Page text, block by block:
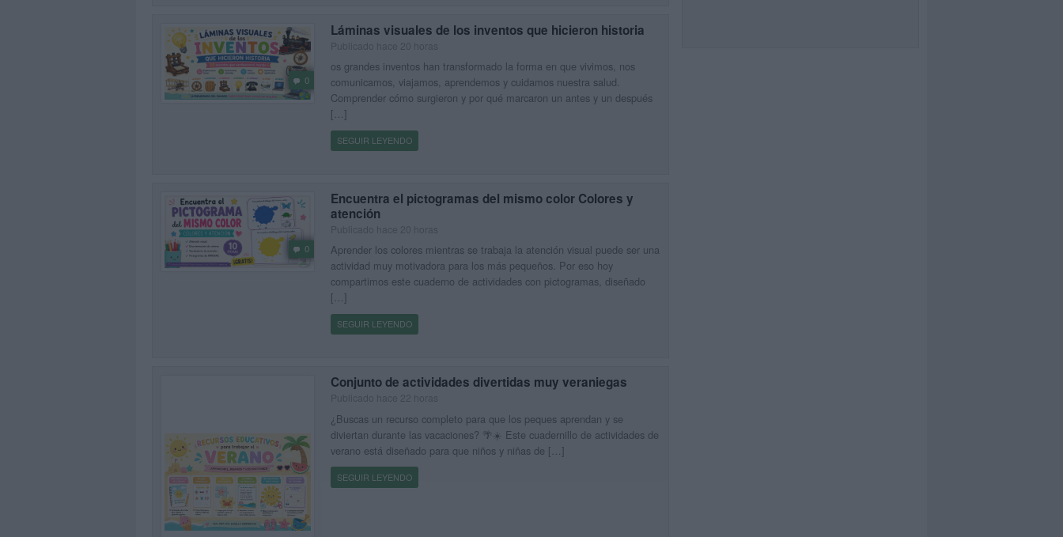
0
Láminas visuales de los inventos que hicieron historia
os grandes inventos han transformado la forma en que vivimos, nos
comunicamos, viajamos, aprendemos y cuidamos nuestra salud.
Comprender cómo surgieron y por qué marcaron un antes y un después
[…]
SEGUIR LEYENDO
0
Encuentra el pictogramas del mismo color Colores y
atención
Aprender los colores mientras se trabaja la atención visual puede ser una
actividad muy motivadora para los más pequeños. Por eso hoy
compartimos este cuaderno de actividades con pictogramas, diseñado
[…]
SEGUIR LEYENDO
Conjunto de actividades divertidas muy veraniegas
¿Buscas un recurso completo para que los peques aprendan y se
diviertan durante las vacaciones? 🌴☀️ Este cuadernillo de actividades de
verano está diseñado para que niños y niñas de […]
SEGUIR LEYENDO